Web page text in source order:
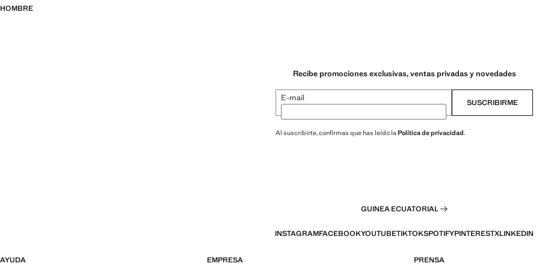
HOMBRE
Recibe promociones exclusivas, ventas privadas y novedades
E-mail SUSCRIBIRME
Al suscribirte, confirmas que has leído laPolítica de privacidad.
GUINEA ECUATORIAL
INSTAGRAMFACEBOOKYOUTUBETIKTOKSPOTIFYPINTERESTXLINKEDIN
AYUDA EMPRESA PRENSA